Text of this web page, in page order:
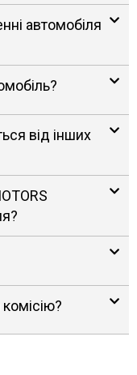
автомобіля
від інших